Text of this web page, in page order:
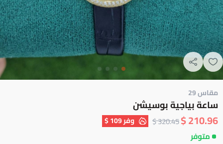
مقاس 29
ساعة بياجية بوسيشن
210.96 $
320.45 $ وفر109 $
متوفر